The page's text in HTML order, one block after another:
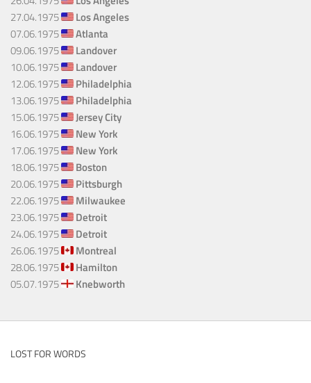
27.04.1975
Los Angeles
07.06.1975
Atlanta
09.06.1975
Landover
10.06.1975
Landover
12.06.1975
Philadelphia
13.06.1975
Philadelphia
15.06.1975
Jersey City
16.06.1975
New York
17.06.1975
New York
18.06.1975
Boston
20.06.1975
Pittsburgh
22.06.1975
Milwaukee
23.06.1975
Detroit
24.06.1975
Detroit
26.06.1975
Montreal
28.06.1975
Hamilton
05.07.1975
Knebworth
LOST FOR WORDS